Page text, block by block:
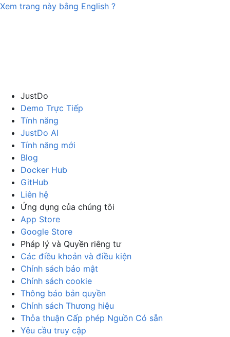
Xem trang này bằng English ?
JustDo
Demo Trực Tiếp
Tính năng
JustDo AI
Tính năng mới
Blog
Docker Hub
GitHub
Liên hệ
Ứng dụng của chúng tôi
App Store
Google Store
Pháp lý và Quyền riêng tư
Các điều khoản và điều kiện
Chính sách bảo mật
Chính sách cookie
Thông báo bản quyền
Chính sách Thương hiệu
Thỏa thuận Cấp phép Nguồn Có sẵn
Yêu cầu truy cập